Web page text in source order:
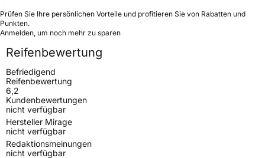
Prüfen Sie Ihre persönlichen Vorteile und profitieren Sie von Rabatten und
Punkten.
Anmelden, um noch mehr zu sparen
Reifenbewertung
Befriedigend
Reifenbewertung
6,2
Kundenbewertungen
nicht verfügbar
Hersteller Mirage
nicht verfügbar
Redaktionsmeinungen
nicht verfügbar